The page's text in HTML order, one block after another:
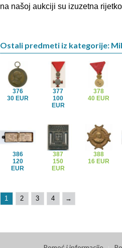
na našoj aukciji su izuzetna
Ostali predmeti iz kategorije:
376
30 EUR
377
100
EUR
378
40 EUR
386
120
EUR
387
150
EUR
388
16 EUR
1 2 3 4 →